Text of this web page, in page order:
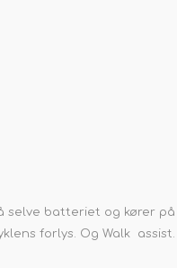
selve batteriet og kører
forlys. Og Walk assist.